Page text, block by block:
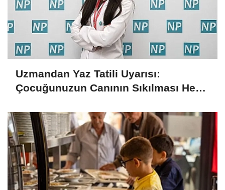
Uzmandan Yaz Tatili Uyarısı:
Çocuğunuzun Canının Sıkılması Her